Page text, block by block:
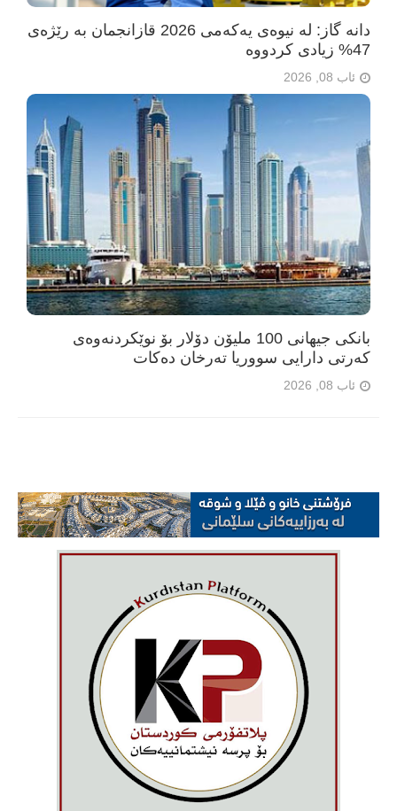
دانە گاز: لە نیوەی یەکەمی 2026 قازانجمان بە رێژەی
47% زیادی کردووە
ئاب 08, 2026
بانکی جیهانی 100 ملیۆن دۆلار بۆ نوێکردنەوەی
کەرتی دارایی سووریا تەرخان دەکات
ئاب 08, 2026